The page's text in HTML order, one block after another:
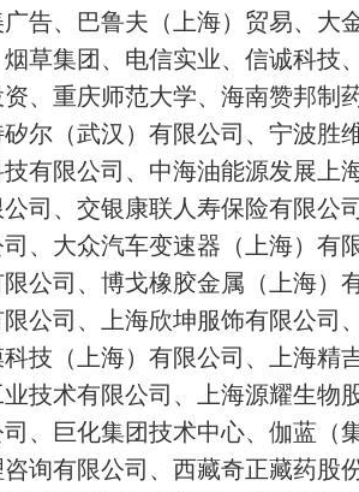
告、巴鲁夫（上海）贸易、大
草集团、电信实业、信诚科技
、重庆师范大学、海南赞邦制
尔（武汉）有限公司、宁波胜
有限公司、中海油能源发展上
司、交银康联人寿保险有限公
、大众汽车变速器（上海）有
公司、博戈橡胶金属（上海）
公司、上海欣坤服饰有限公司
技（上海）有限公司、上海精
技术有限公司、上海源耀生物
、巨化集团技术中心、伽蓝（
询有限公司、西藏奇正藏药股